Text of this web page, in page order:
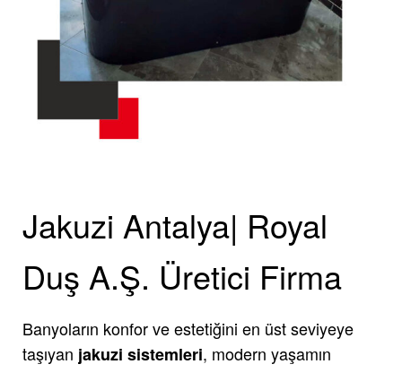
Jakuzi Antalya| Royal
Duş A.Ş. Üretici Firma
Banyoların konfor ve estetiğini en üst seviyeye
taşıyan jakuzi sistemleri, modern yaşamın